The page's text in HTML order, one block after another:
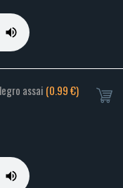
assai (0.99 €)